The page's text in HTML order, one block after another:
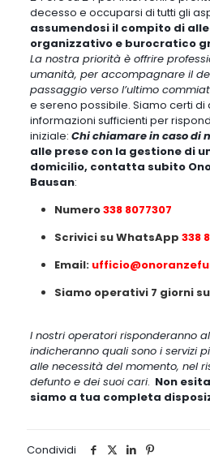
decesso e occuparsi di tutti gli
assumendosi il compito di
organizzativo e burocratico
La nostra priorità è offrire
umanità, per accompagnare il
passaggio verso l’ultimo
e sereno possibile. Siamo certi di
informazioni sufficienti per
iniziale: Chi chiamare in caso di
alle prese con la gestione di
domicilio, contatta subito
Bausan:
Numero338 8077307
Scrivici su WhatsApp 338
Email:
Siamo operativi 7 giorni su
I nostri operatori risponderanno
indicheranno quali sono i servizi
alle necessità del momento, nel
defunto e dei suoi cari. Non
siamo a tua completa
Condividi